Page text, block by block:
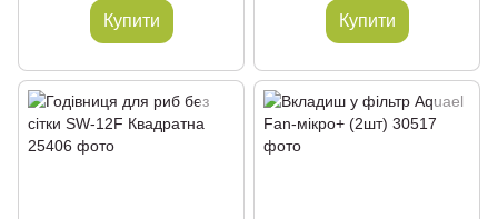
Купити Купити